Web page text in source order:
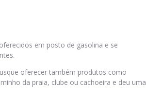
em posto de gasolina e se
oferecer também produtos como
da praia, clube ou cachoeira e deu uma